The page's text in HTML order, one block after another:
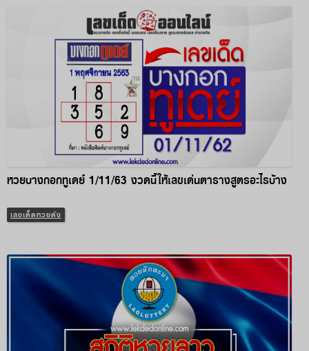
หวยบางกอกทูเดย์ 1/11/63 งวดนี้ให้เลขเด่นตารางสูตรอะไรบ้าง
เลขเด็ดหวยดัง